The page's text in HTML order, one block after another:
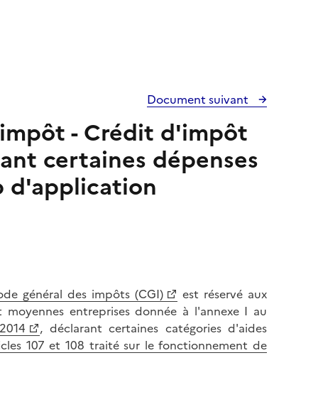
Document suivant
- Crédit d'impôt
certaines dépenses
d'application
général des impôts (CGI)
est réservé aux
entreprises donnée à l'annexe I au
, déclarant certaines catégories d'aides
107 et 108 traité sur le fonctionnement de